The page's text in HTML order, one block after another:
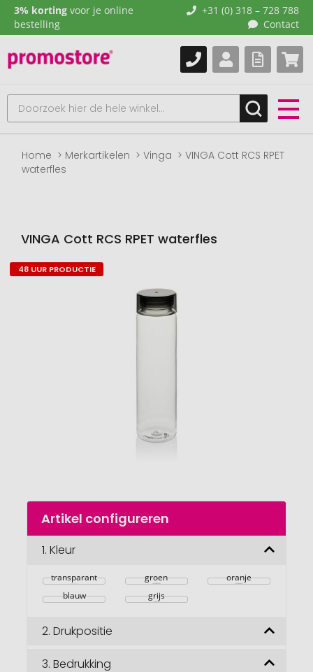
3% korting voor je online
bestelling
+31 (0) 318 – 728 788
Contact
Home Merkartikelen Vinga
VINGA Cott RCS RPET
waterfles
VINGA Cott RCS RPET waterfles
Naar
Naar
begin
afbeeldingengalerij
48 UUR PRODUCTIE
Artikel configureren
1. Kleur
transparant groen
oranje
blauw
grijs
2. Drukpositie
3. Bedrukking